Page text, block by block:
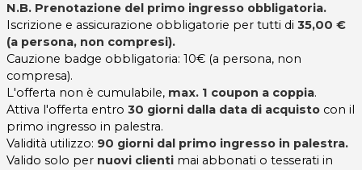
N.B. Prenotazione del primo ingresso obbligatoria.
Iscrizione e assicurazione obbligatorie per tutti di 35,00 €
(a persona, non compresi).
Cauzione badge obbligatoria: 10€ (a persona, non
compresa).
L'offerta non è cumulabile, max. 1 coupon a coppia.
Attiva l'offerta entro 30 giorni dalla data di acquisto con il
primo ingresso in palestra.
Validità utilizzo: 90 giorni dal primo ingresso in palestra.
Valido solo per nuovi clienti mai abbonati o tesserati in